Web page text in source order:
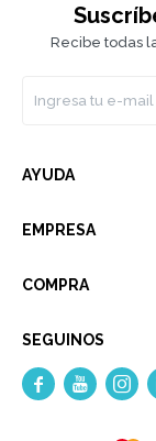
Recibe todas
AYUDA
EMPRESA
COMPRA
SEGUINOS
  